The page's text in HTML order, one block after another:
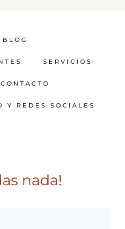
BLOG
SERVICIOS
CONTACTO
REDES SOCIALES
nada!